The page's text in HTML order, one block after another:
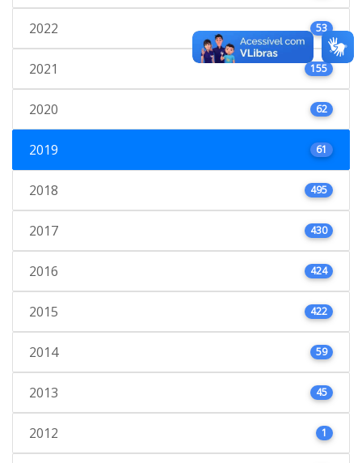
2022 53
2021 155
2020 62
2019 61
2018 495
2017 430
2016 424
2015 422
2014 59
2013 45
2012 1